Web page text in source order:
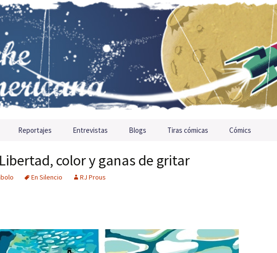
Reportajes Entrevistas Blogs Tiras cómicas Cómics
color y ganas de gritar
En Silencio RJ Prous